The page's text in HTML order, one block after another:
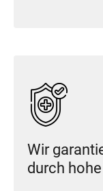
Wir
durch